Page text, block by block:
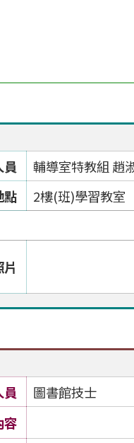
員
輔導室特教組 趙
點
2樓(班)學習教室
圖書館技士
容